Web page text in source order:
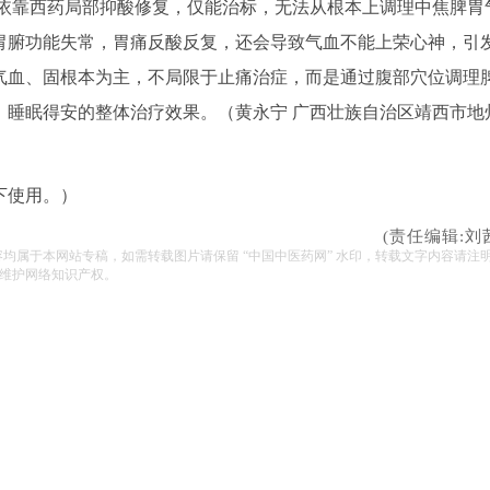
西药局部抑酸修复，仅能治标，无法从根本上调理中焦脾胃
功能失常，胃痛反酸反复，还会导致气血不能上荣心神，引
、固根本为主，不局限于止痛治症，而是通过腹部穴位调理
眠得安的整体治疗效果。（黄永宁 广西壮族自治区靖西市地
用。）
(责任编辑:刘
属于本网站专稿，如需转载图片请保留 “中国中医药网” 水印，转载文字内容请注
护网络知识产权。